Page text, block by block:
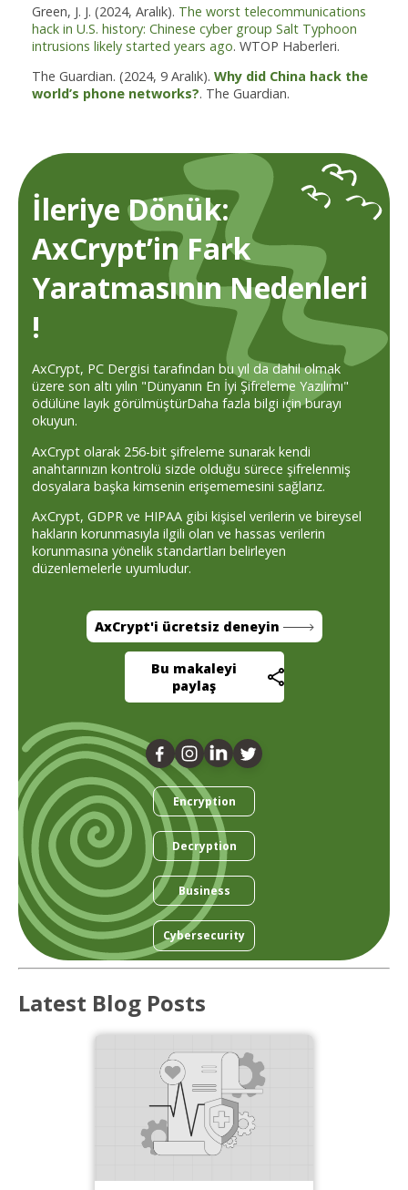
Green, J. J. (2024, Aralık). The worst telecommunications
hack in U.S. history: Chinese cyber group Salt Typhoon
intrusions likely started years ago. WTOP Haberleri.
The Guardian. (2024, 9 Aralık). Why did China hack the
world’s phone networks?. The Guardian.
İleriye Dönük:
AxCrypt’in Fark
Yaratmasının Nedenleri
!
AxCrypt, PC Dergisi tarafından bu yıl da dahil olmak
üzere son altı yılın "Dünyanın En İyi Şifreleme Yazılımı"
ödülüne layık görülmüştürDaha fazla bilgi için burayı
okuyun.
AxCrypt olarak 256-bit şifreleme sunarak kendi
anahtarınızın kontrolü sizde olduğu sürece şifrelenmiş
dosyalara başka kimsenin erişememesini sağlarız.
AxCrypt, GDPR ve HIPAA gibi kişisel verilerin ve bireysel
hakların korunmasıyla ilgili olan ve hassas verilerin
korunmasına yönelik standartları belirleyen
düzenlemelerle uyumludur.
AxCrypt'i ücretsiz deneyin
Bu makaleyi
paylaş
Encryption
Decryption
Business
Cybersecurity
Latest Blog Posts